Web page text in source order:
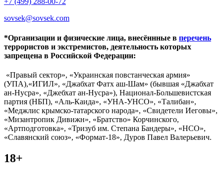
sovsek@sovsek.com
*Организации и физические лица, внесённные в перечень
террористов и экстремистов, деятельность которых
запрещена в Российской Федерации:
«Правый сектор», «Украинская повстанческая армия»
(УПА),«ИГИЛ», «Джабхат Фатх аш-Шам» (бывшая «Джабхат
ан-Нусра», «Джебхат ан-Нусра»), Национал-Большевистская
партия (НБП), «Аль-Каида», «УНА-УНСО», «Талибан»,
«Меджлис крымско-татарского народа», «Свидетели Иеговы»,
«Мизантропик Дивижн», «Братство» Корчинского,
«Артподготовка», «Тризуб им. Степана Бандеры», «НСО»,
«Славянский союз», «Формат-18», Дуров Павел Валерьевич.
18+